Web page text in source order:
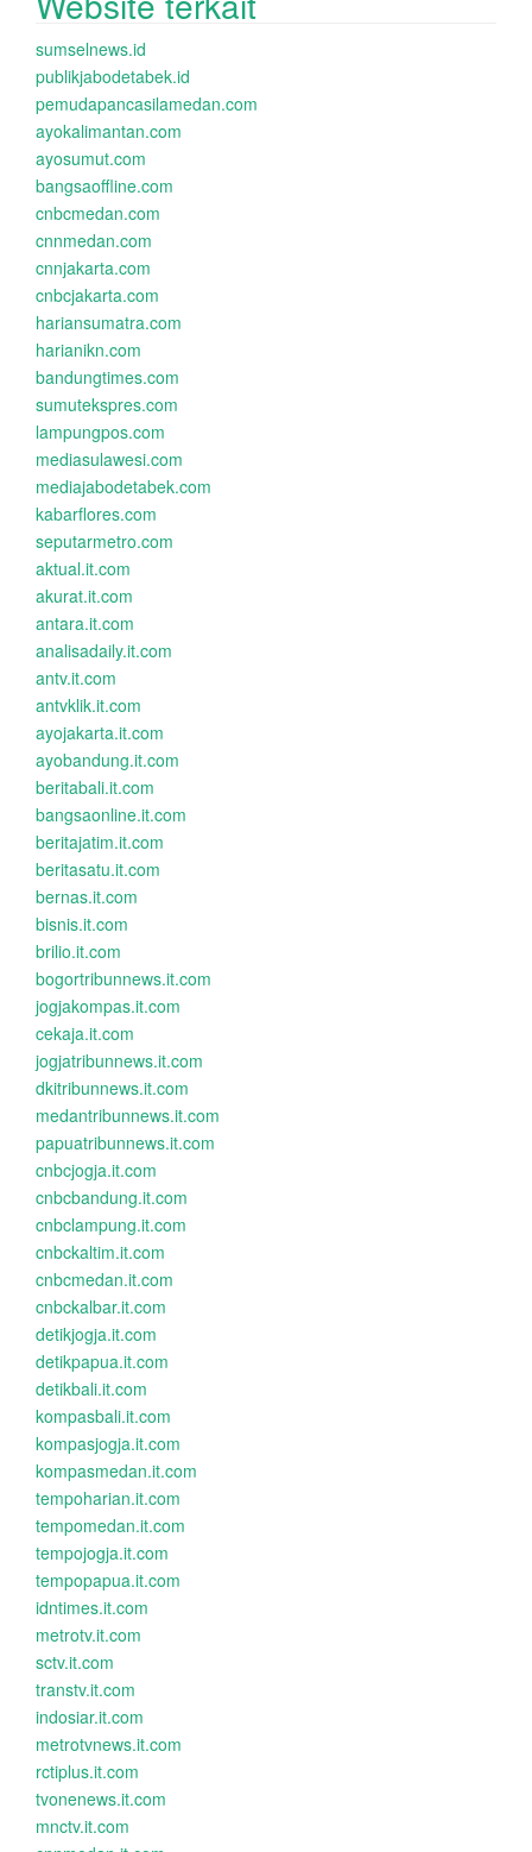
sumselnews.id
publikjabodetabek.id
pemudapancasilamedan.com
ayokalimantan.com
ayosumut.com
bangsaoffline.com
cnbcmedan.com
cnnmedan.com
cnnjakarta.com
cnbcjakarta.com
hariansumatra.com
harianikn.com
bandungtimes.com
sumutekspres.com
lampungpos.com
mediasulawesi.com
mediajabodetabek.com
kabarflores.com
seputarmetro.com
aktual.it.com
akurat.it.com
antara.it.com
analisadaily.it.com
antv.it.com
antvklik.it.com
ayojakarta.it.com
ayobandung.it.com
beritabali.it.com
bangsaonline.it.com
beritajatim.it.com
beritasatu.it.com
bernas.it.com
bisnis.it.com
brilio.it.com
bogortribunnews.it.com
jogjakompas.it.com
cekaja.it.com
jogjatribunnews.it.com
dkitribunnews.it.com
medantribunnews.it.com
papuatribunnews.it.com
cnbcjogja.it.com
cnbcbandung.it.com
cnbclampung.it.com
cnbckaltim.it.com
cnbcmedan.it.com
cnbckalbar.it.com
detikjogja.it.com
detikpapua.it.com
detikbali.it.com
kompasbali.it.com
kompasjogja.it.com
kompasmedan.it.com
tempoharian.it.com
tempomedan.it.com
tempojogja.it.com
tempopapua.it.com
idntimes.it.com
metrotv.it.com
sctv.it.com
transtv.it.com
indosiar.it.com
metrotvnews.it.com
rctiplus.it.com
tvonenews.it.com
mnctv.it.com